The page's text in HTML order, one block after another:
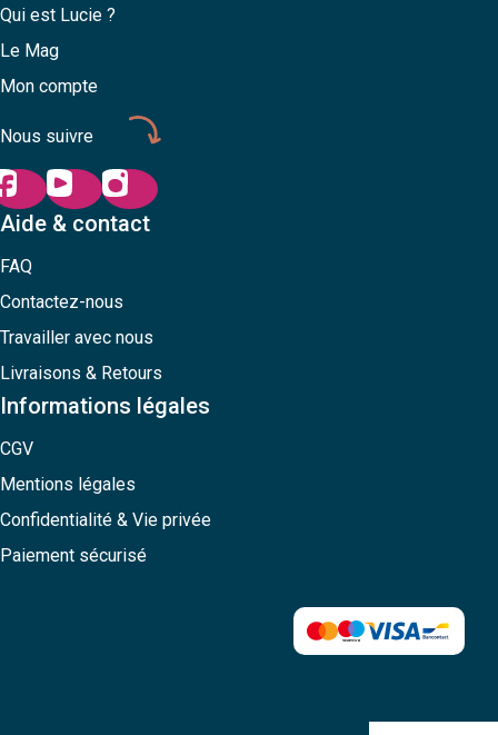
Qui est Lucie ?
Le Mag
Mon compte
Nous suivre
Aide & contact
FAQ
Contactez-nous
Travailler avec nous
Livraisons & Retours
Informations légales
CGV
Mentions légales
Confidentialité & Vie privée
Paiement sécurisé